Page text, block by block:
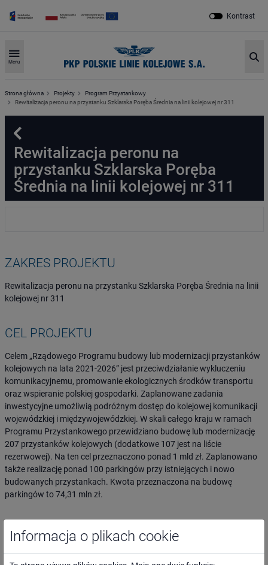
Kontrast
Menu
Strona główna Projekty
Program Przystankowy
Rewitalizacja peronu na przystanku Szklarska Poręba Średnia na linii kolejowej nr 311
Powrót
Rewitalizacja peronu na
przystanku Szklarska Poręba
Średnia na linii kolejowej nr 311
ZAKRES PROJEKTU
Rewitalizacja peronu na przystanku Szklarska Poręba Średnia na linii
kolejowej nr 311
CEL PROJEKTU
Celem „Rządowego Programu budowy lub modernizacji przystanków
kolejowych na lata 2021-2026” jest przeciwdziałanie wykluczeniu
komunikacyjnemu, promowanie ekologicznych środków transportu
oraz wspieranie polskiej gospodarki. Zaplanowane zadania
inwestycyjne umożliwią podróżnym dostęp do kolejowej komunikacji
wojewódzkiej i międzywojewódzkiej. W skali całego kraju w ramach
Programu Przystankowego przewidziano budowę lub modernizację
207 przystanków kolejowych (dodatkowe 107 jest na liście
rezerwowej). Na ten cel przeznaczono ponad 1 mld zł. Zaplanowano
także realizację ponad 100 parkingów przy istniejących i nowo
budowanych przystankach. Kwota przeznaczona na budowę
parkingów to 74,31 mln zł.
GRUPY DOCELOWE
ogół społeczeństwa, mieszkańcy najbliższego otoczenia inwestycji
Informacja o plikach cookie